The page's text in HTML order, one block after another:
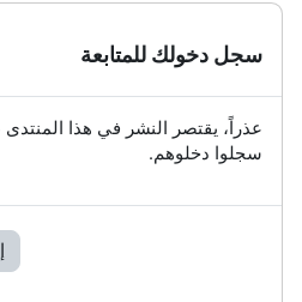
سجل دخولك للمتابعة
عذراً، يقتصر النشر في هذا
سجلوا دخلوهم.